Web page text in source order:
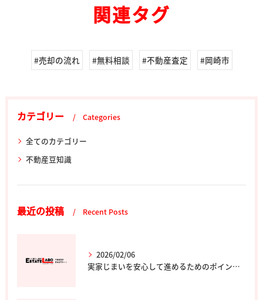
関連タグ
#売却の流れ #無料相談 #不動産査定 #岡崎市
カテゴリー Categories
全てのカテゴリー
不動産豆知識
最近の投稿 Recent Posts
2026/02/06
実家じまいを安心して進めるためのポイントと専門家の選び方